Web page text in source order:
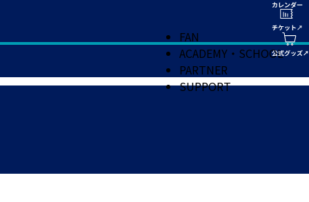
FAN
ACADEMY・SCHOOL
PARTNER
SUPPORT